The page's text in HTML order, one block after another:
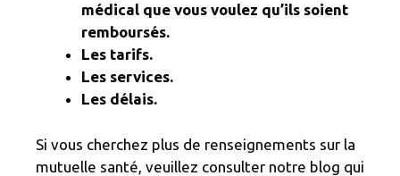
médical que vous voulez qu’ils soient
remboursés.
Les tarifs.
Les services.
Les délais.
Si vous cherchez plus de renseignements sur la
mutuelle santé, veuillez consulter notre blog qui